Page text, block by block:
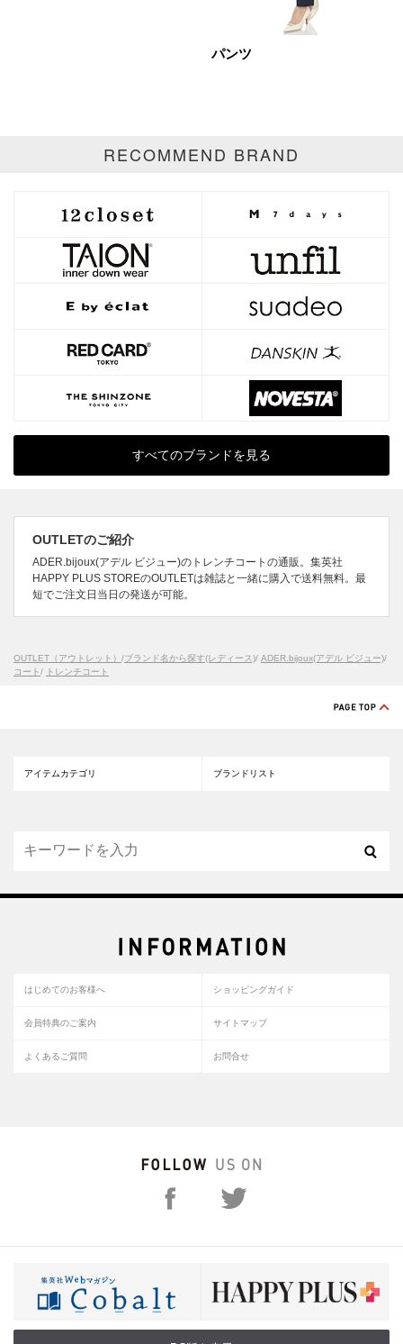
パンツ
RECOMMEND BRAND
すべてのブランドを見る
OUTLETのご紹介
ADER.bijoux(アデル ビジュー)のトレンチコートの通販。集英社
HAPPY PLUS STOREのOUTLETは雑誌と一緒に購入で送料無料。最
短でご注文日当日の発送が可能。
OUTLET（アウトレット） /ブランド名から探す(レディース)/ ADER.bijoux(アデル ビジュー)/
コート/ トレンチコート
アイテムカテゴリ ブランドリスト
はじめてのお客様へ ショッピングガイド
会員特典のご案内 サイトマップ
よくあるご質問 お問合せ